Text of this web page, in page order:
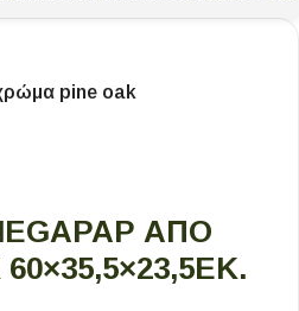
pine oak
ΑΠΌ